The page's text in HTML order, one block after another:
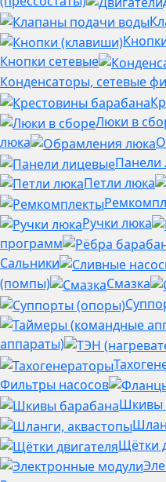
Кнопки сетевые
Конденсаторы, сетевые
Люки в
люка
Панели
Петли люка
Ручки люка
программ
Сальники
(помпы)
Смазка
аппараты)
Фильтры насосов
Шкивы
Щётки